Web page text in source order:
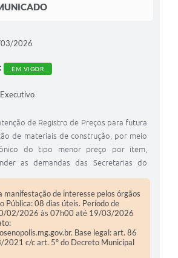
2026
EM VIGOR
Executivo
de Registro de Preços para futura
de materiais de construção, por meio
do tipo menor preço por item,
as demandas das Secretarias do
manifestação de interesse pelos órgãos
Pública: 08 dias úteis. Período de
02/2026 às 07h00 até 19/03/2026
. Base legal: art. 86
2021 c/c art. 5º do Decreto Municipal